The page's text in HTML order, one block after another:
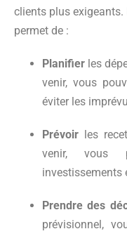
clients plus
permet de :
Planifier les
venir, vous
éviter les
Prévoir les
venir, vous
investissements
Prendre des
prévisionnel,